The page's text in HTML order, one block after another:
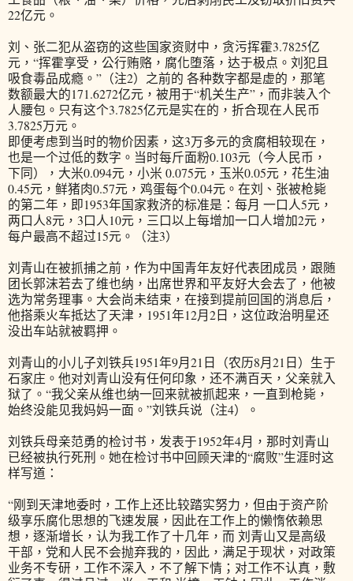
22亿元。
刘、张二犯从盗窃的这些国家资财中，贪污挥霍3.7825亿
元，“挥霍享受，公行贿赂，腐化堕落，达于极点。刘犯且
吸食毒品成瘾。”（注2）之前的 各种数字都是虚的，那笔
数额最大的171.6272亿元，被用于“机关生产”，而非装入个
人腰包。只有这个3.7825亿元是实在的，折合现在人民币
3.7825万元。
即便考虑到当时的物价因素，这3万多元的贪腐相较现在，
也是一个过低的数字。当时每斤面粉0.103元（今人民币，
下同），大米0.094元，小米 0.075元，玉米0.05元，花生油
0.45元，鲜猪肉0.57元，鸡蛋每个0.04元。在刘、张被枪毙
的第二年，即1953年国家救济的标准是：每月 一口人5元，
两口人8元，3口人10元，三口以上每增加一口人增加2元，
每户最高不超过15元。（注3）
刘青山在被抓捕之前，作为中国青年友好代表团成员，跟随
团长郭沫若去了维也纳，出席世界和平友好大会去了，他被
选为常务理事。大会尚未结束，在接到提前回国的消息后，
他搭乘火车抵达了天津，1951年12月2日，这位政治明星还
没出车站就被羁押。
刘青山的小儿子刘铁兵1951年9月21日（农历8月21日）生于
石家庄。他对刘青山没有任何印象，还不满百天，父亲就入
狱了。“我父亲从维也纳一回来就被抓起来，一直到枪毙，
始终没能见我妈妈一面。”刘铁兵说（注4）。
刘铁兵母亲范勇的检讨书，发表于1952年4月，那时刘青山
已经被执行死刑。她在检讨书中回顾天津的“腐败”生涯时这
样写道：
“刚到天津地委时，工作上还比较踏实努力，但由于资产阶
级享乐腐化思想的飞速发展，因此在工作上的懒惰依赖思
想，逐渐增长，认为我工作了十几年，而 刘青山又是高级
干部，党和人民不会抛弃我的，因此，满足于现状，对政策
业务不专研，工作不深入，不了解下情；对工作不认真，敷